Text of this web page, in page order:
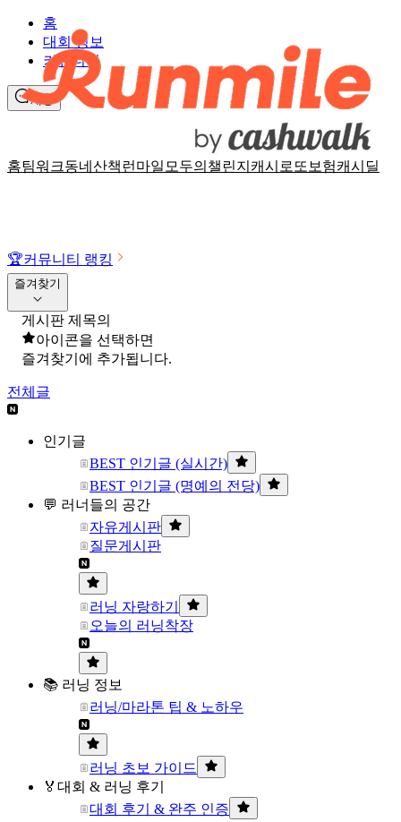
홈팀워크동네산책 런마일 모두의챌린지 캐시로또 보험캐시딜
홈
대회 정보
커뮤니티
채팅
🏆커뮤니티 랭킹
즐겨찾기
게시판 제목의
아이콘을 선택하면
즐겨찾기에 추가됩니다.
전체글
인기글
BEST 인기글 (실시간)
BEST 인기글 (명예의 전당)
💬 러너들의 공간
자유게시판
질문게시판
러닝 자랑하기
오늘의 러닝착장
📚 러닝 정보
러닝/마라톤 팁 & 노하우
러닝 초보 가이드
🏅대회 & 러닝 후기
대회 후기 & 완주 인증